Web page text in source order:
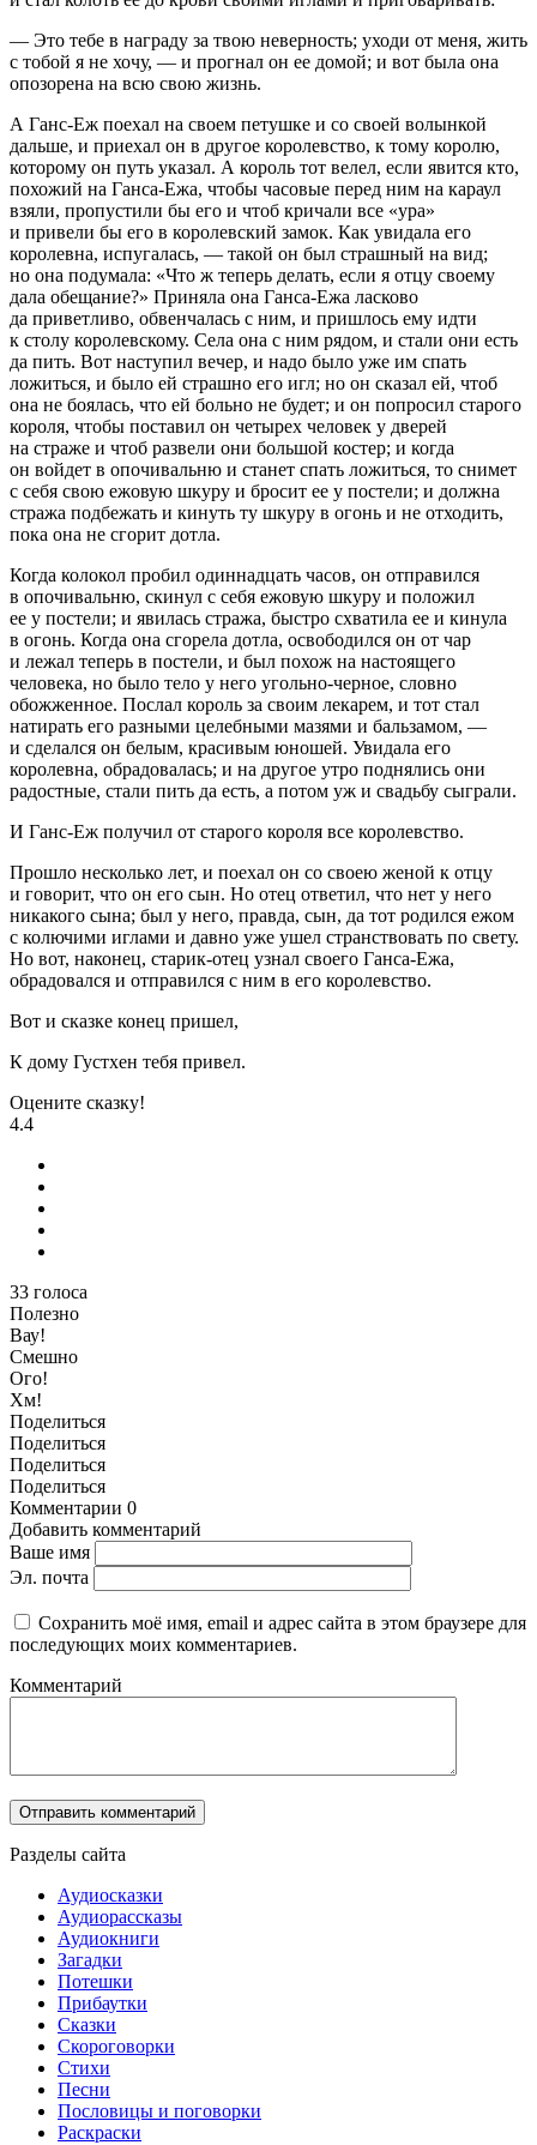
— Это тебе в награду за твою неверность; уходи от меня, жить
с тобой я не хочу, — и прогнал он ее домой; и вот была она
опозорена на всю свою жизнь.
А Ганс-Еж поехал на своем петушке и со своей волынкой
дальше, и приехал он в другое королевство, к тому королю,
которому он путь указал. А король тот велел, если явится кто,
похожий на Ганса-Ежа, чтобы часовые перед ним на караул
взяли, пропустили бы его и чтоб кричали все «ура»
и привели бы его в королевский замок. Как увидала его
королевна, испугалась, — такой он был страшный на вид;
но она подумала: «Что ж теперь делать, если я отцу своему
дала обещание?» Приняла она Ганса-Ежа ласково
да приветливо, обвенчалась с ним, и пришлось ему идти
к столу королевскому. Села она с ним рядом, и стали они есть
да пить. Вот наступил вечер, и надо было уже им спать
ложиться, и было ей страшно его игл; но он сказал ей, чтоб
она не боялась, что ей больно не будет; и он попросил старого
короля, чтобы поставил он четырех человек у дверей
на страже и чтоб развели они большой костер; и когда
он войдет в опочивальню и станет спать ложиться, то снимет
с себя свою ежовую шкуру и бросит ее у постели; и должна
стража подбежать и кинуть ту шкуру в огонь и не отходить,
пока она не сгорит дотла.
Когда колокол пробил одиннадцать часов, он отправился
в опочивальню, скинул с себя ежовую шкуру и положил
ее у постели; и явилась стража, быстро схватила ее и кинула
в огонь. Когда она сгорела дотла, освободился он от чар
и лежал теперь в постели, и был похож на настоящего
человека, но было тело у него угольно-черное, словно
обожженное. Послал король за своим лекарем, и тот стал
натирать его разными целебными мазями и бальзамом, —
и сделался он белым, красивым юношей. Увидала его
королевна, обрадовалась; и на другое утро поднялись они
радостные, стали пить да есть, а потом уж и свадьбу сыграли.
И Ганс-Еж получил от старого короля все королевство.
Прошло несколько лет, и поехал он со своею женой к отцу
и говорит, что он его сын. Но отец ответил, что нет у него
никакого сына; был у него, правда, сын, да тот родился ежом
с колючими иглами и давно уже ушел странствовать по свету.
Но вот, наконец, старик-отец узнал своего Ганса-Ежа,
обрадовался и отправился с ним в его королевство.
Вот и сказке конец пришел,
К дому Густхен тебя привел.
Оцените сказку!
4.4
33 голоса
Полезно
Вау!
Смешно
Ого!
Хм!
Поделиться
Поделиться
Поделиться
Поделиться
Комментарии 0
Добавить комментарий
Ваше имя
Эл. почта
Сохранить моё имя, email и адрес сайта в этом браузере для
последующих моих комментариев.
Комментарий
Разделы сайта
Аудиосказки
Аудиорассказы
Аудиокниги
Загадки
Потешки
Прибаутки
Сказки
Скороговорки
Стихи
Песни
Пословицы и поговорки
Раскраски